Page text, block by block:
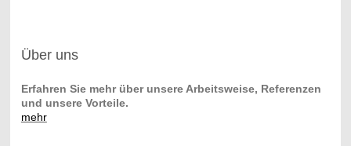
Über uns
Erfahren Sie mehr über unsere Arbeitsweise, Referenzen
und unsere Vorteile.
mehr